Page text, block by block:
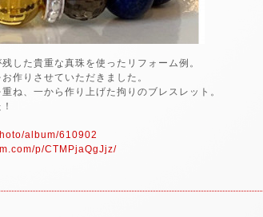
した貴重な真珠を使ったリフォーム例。
作りさせていただきました。
ね、一から作り上げた拘りのブレスレット。
album/610902
p/CTMPjaQgJjz/